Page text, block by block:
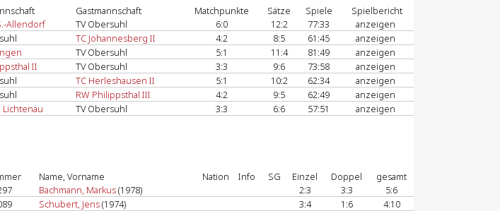
Gastmannschaft Matchpunkte Sätze Spiele
Spielbericht
Allendorf TV Obersuhl 6:0 12:2 77:33
anzeigen
TC Johannesberg II 4:2 8:5 61:45
anzeigen
TV Obersuhl 5:1 11:4 81:49
anzeigen
II TV Obersuhl 3:3 9:6 73:58
anzeigen
TC Herleshausen II 5:1 10:2 62:34
anzeigen
RW Philippsthal III 4:2 9:5 62:49
anzeigen
Lichtenau TV Obersuhl 3:3 6:6 57:51 anzeigen
Name, Vorname Nation Info SG Einzel Doppel
gesamt
Bachmann, Markus(1978) 2:3 3:3
5:6
Schubert, Jens(1974) 3:4 1:6
4:10